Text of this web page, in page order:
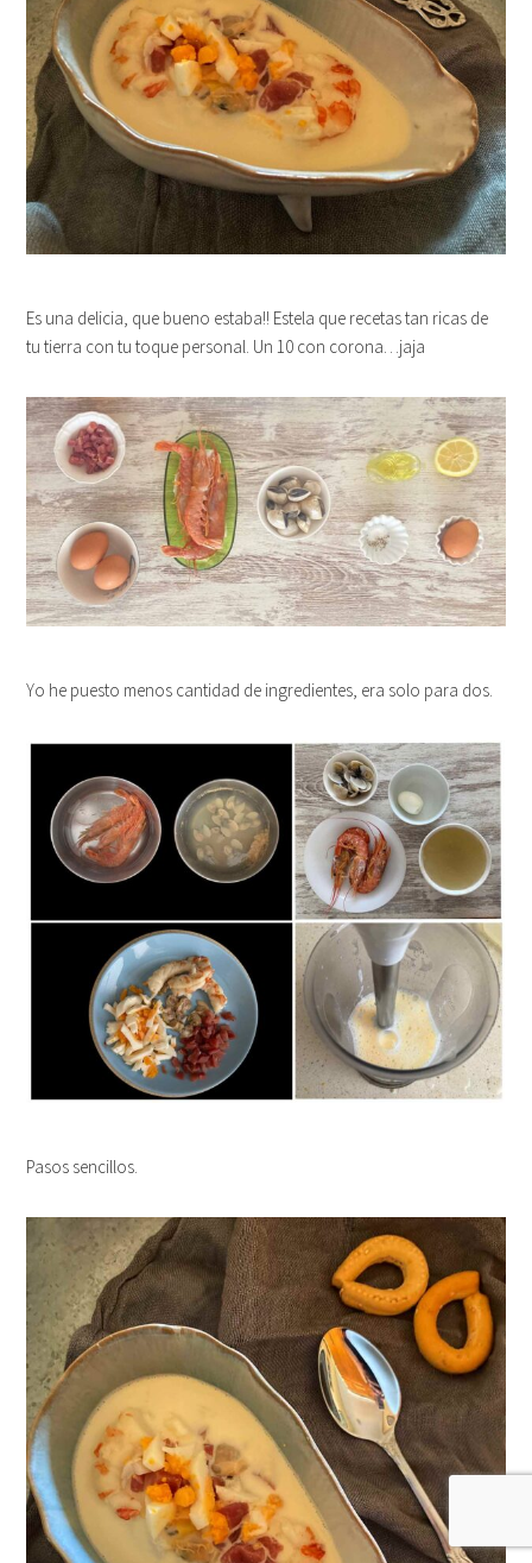
Es una delicia, que bueno estaba!! Estela que recetas tan ricas de
tu tierra con tu toque personal. Un 10 con corona…jaja
Yo he puesto menos cantidad de ingredientes, era solo para dos.
Pasos sencillos.